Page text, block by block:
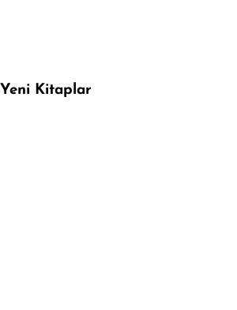
Yeni Kitaplar